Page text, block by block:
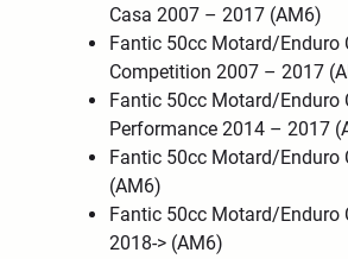
Casa 2007 – 2017 (AM6)
Fantic 50cc Motard/Enduro
Competition 2007 – 2017
Fantic 50cc Motard/Enduro
Performance 2014 – 2017
Fantic 50cc Motard/Enduro
(AM6)
Fantic 50cc Motard/Enduro
2018-> (AM6)